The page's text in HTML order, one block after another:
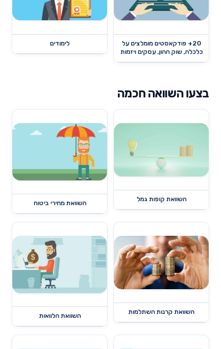
20+ פודקאסטים מומלצים על
כלכלה, שוק ההון, עסקים ויזמות
לימודים
בצעו השוואה חכמה
השוואת קופות גמל
השוואת מחירי ביטוח
השוואת קרנות השתלמות
השוואת הלוואות